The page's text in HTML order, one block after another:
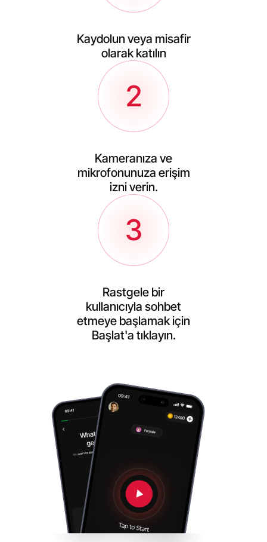
Kaydolun veya misafir
olarak katılın
2
Kameranıza ve
mikrofonunuza erişim
izni verin.
3
Rastgele bir
kullanıcıyla sohbet
etmeye başlamak için
Başlat'a tıklayın.